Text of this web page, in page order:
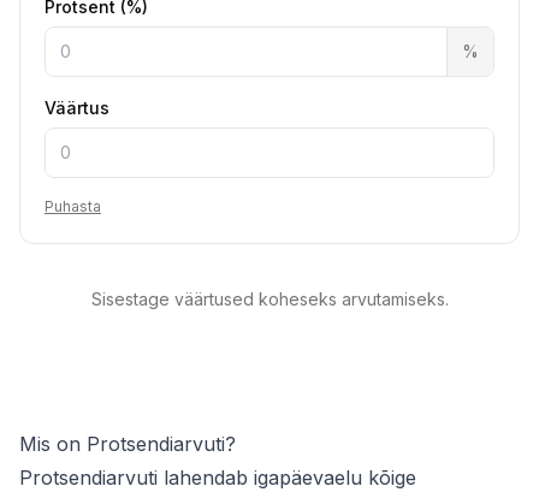
Protsent (%)
%
Väärtus
Puhasta
Sisestage väärtused koheseks arvutamiseks.
Mis on Protsendiarvuti?
Protsendiarvuti lahendab igapäevaelu kõige